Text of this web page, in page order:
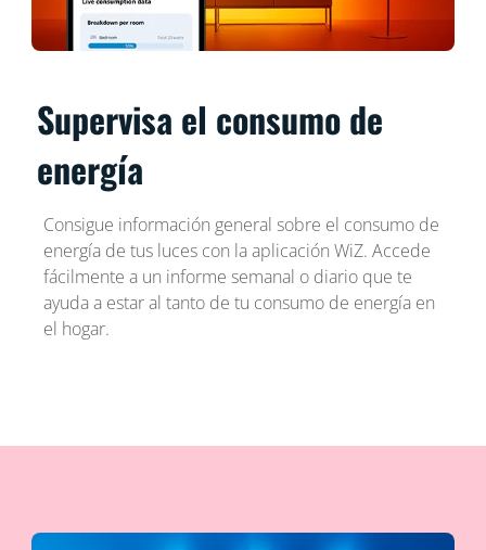
Supervisa el consumo de
energía
Consigue información general sobre el consumo de
energía de tus luces con la aplicación WiZ. Accede
fácilmente a un informe semanal o diario que te
ayuda a estar al tanto de tu consumo de energía en
el hogar.